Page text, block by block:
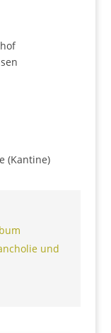
(Kantine)
und